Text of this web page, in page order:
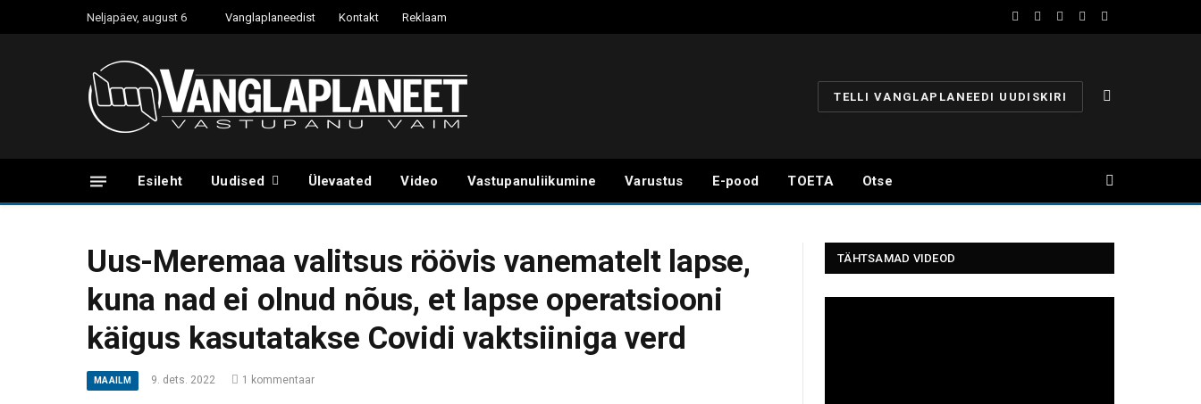
Neljapäev, august 6 Vanglaplaneedist Kontakt Reklaam
Facebook
YouTube
Instagram
X
Telegram
TELLI VANGLAPLANEEDI UUDISKIRI
Esileht Uudised Ülevaated Video Vastupanuliikumine Varustus E-pood TOETA Otse
Uus-Meremaa valitsus röövis vanematelt lapse,
kuna nad ei olnud nõus, et lapse operatsiooni
käigus kasutatakse Covidi vaktsiiniga verd
MAAILM 9. dets. 2022 1 kommentaar
TÄHTSAMAD VIDEOD